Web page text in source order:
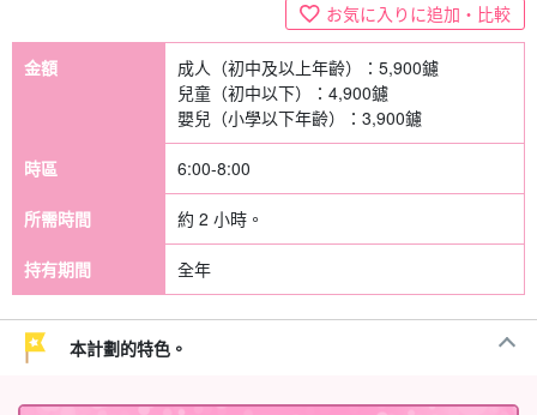
お気に入りに追加・比較
金額 成人（初中及以上年齡）： 5,900鑢
兒童（初中以下）： 4,900鑢
嬰兒（小學以下年齡）： 3,900鑢
時區 6:00-8:00
所需時間 約 2 小時。
持有期間 全年
本計劃的特色。